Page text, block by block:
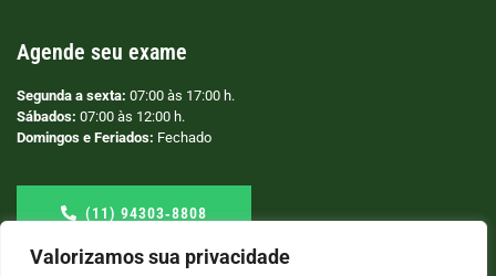
Valorizamos sua privacidade
Agende seu exame
Segunda a sexta: 07:00 às 17:00 h.
Sábados: 07:00 às 12:00 h.
Domingos e Feriados: Fechado
(11) 94303‑8808